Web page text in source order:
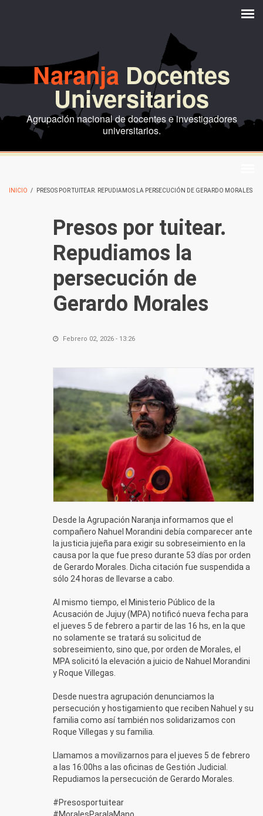
Naranja Docentes
Universitarios
Agrupación nacional de docentes e investigadores
universitarios.
INICIO / PRESOS POR TUITEAR. REPUDIAMOS LA PERSECUCIÓN DE GERARDO MORALES
Presos por tuitear.
Repudiamos la
persecución de
Gerardo Morales
Febrero 02, 2026 - 13:26
Desde la Agrupación Naranja informamos que el
compañero Nahuel Morandini debía comparecer ante
la justicia jujeña para exigir su sobreseimiento en la
causa por la que fue preso durante 53 días por orden
de Gerardo Morales. Dicha citación fue suspendida a
sólo 24 horas de llevarse a cabo.
Al mismo tiempo, el Ministerio Público de la
Acusación de Jujuy (MPA) notificó nueva fecha para
el jueves 5 de febrero a partir de las 16 hs, en la que
no solamente se tratará su solicitud de
sobreseimiento, sino que, por orden de Morales, el
MPA solicitó la elevación a juicio de Nahuel Morandini
y Roque Villegas.
Desde nuestra agrupación denunciamos la
persecución y hostigamiento que reciben Nahuel y su
familia como así también nos solidarizamos con
Roque Villegas y su familia.
Llamamos a movilizarnos para el jueves 5 de febrero
a las 16:00hs a las oficinas de Gestión Judicial.
Repudiamos la persecución de Gerardo Morales.
#Presosportuitear